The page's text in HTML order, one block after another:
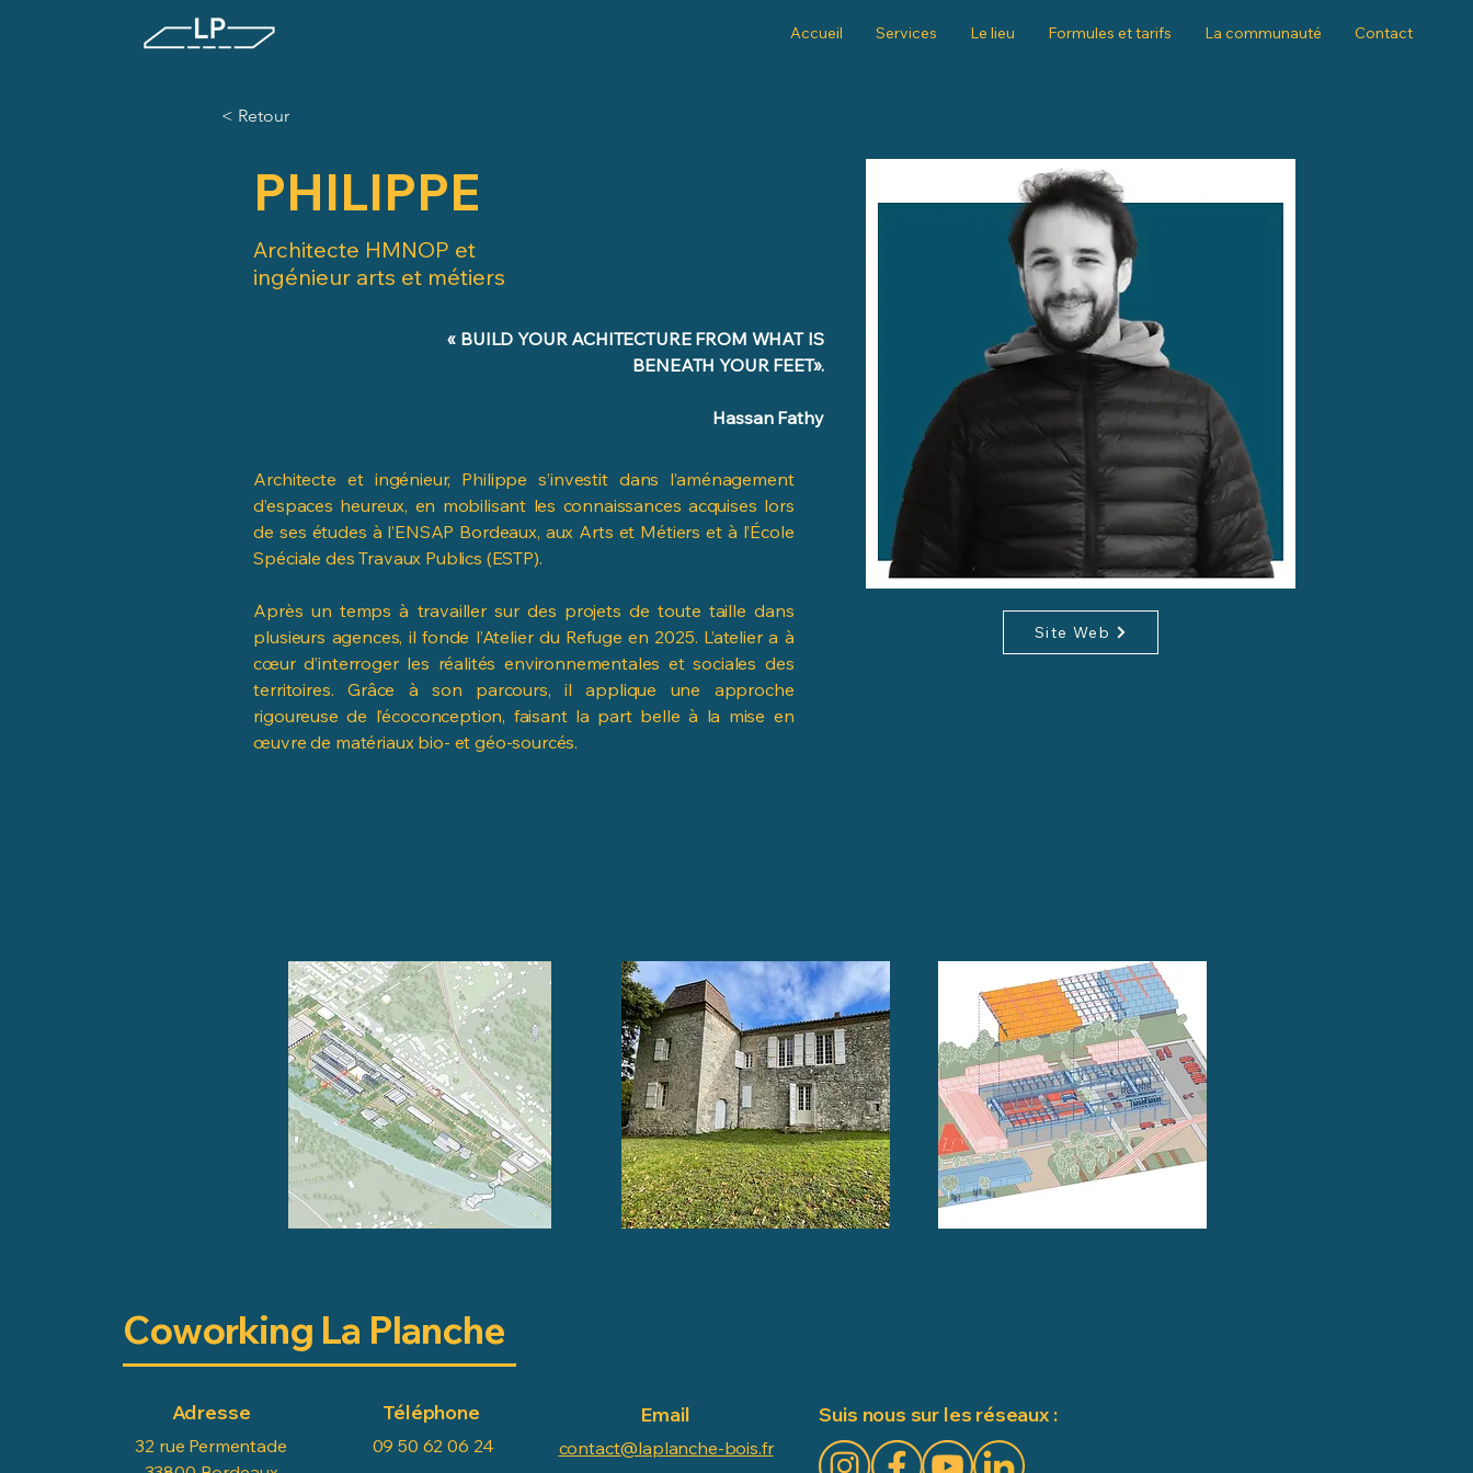
Accueil Services Le lieu Formules et tarifs La communauté Contact
< Retour
PHILIPPE
Architecte HMNOP et
ingénieur arts et métiers
« BUILD YOUR ACHITECTURE FROM WHAT IS
BENEATH YOUR FEET».
Hassan Fathy
Architecte et ingénieur, Philippe s’investit dans l’aménagement
d’espaces heureux, en mobilisant les connaissances acquises lors
de ses études à l’ENSAP Bordeaux, aux Arts et Métiers et à l’École
Spéciale des Travaux Publics (ESTP).
Après un temps à travailler sur des projets de toute taille dans
plusieurs agences, il fonde l’Atelier du Refuge en 2025. L’atelier a à
cœur d’interroger les réalités environnementales et sociales des
territoires. Grâce à son parcours, il applique une approche
rigoureuse de l’écoconception, faisant la part belle à la mise en
œuvre de matériaux bio- et géo-sourcés.
Site Web
Coworking La Planche
Adresse
32 rue Permentade
Téléphone
09 50 62 06 24
Email
contact@laplanche-bois.fr
Suis nous sur les réseaux :